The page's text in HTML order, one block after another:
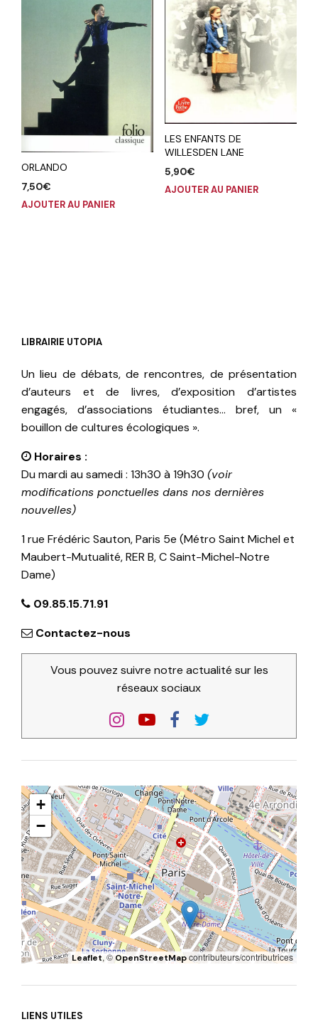
ORLANDO
7,50€
AJOUTER AU PANIER
LES ENFANTS DE
WILLESDEN LANE
5,90€
AJOUTER AU PANIER
LIBRAIRIE UTOPIA
Un lieu de débats, de rencontres, de présentation
d’auteurs et de livres, d’exposition d’artistes
engagés, d’associations étudiantes… bref, un «
bouillon de cultures écologiques ».
Horaires :
Du mardi au samedi : 13h30 à 19h30 (voir
modifications ponctuelles dans nos dernières
nouvelles)
1 rue Frédéric Sauton, Paris 5e (Métro Saint Michel et
Maubert-Mutualité, RER B, C Saint-Michel-Notre
Dame)
09.85.15.71.91
Contactez-nous
Vous pouvez suivre notre actualité sur les
réseaux sociaux
+
−
Leaflet, ©OpenStreetMapcontributeurs/contributrices
LIENS UTILES